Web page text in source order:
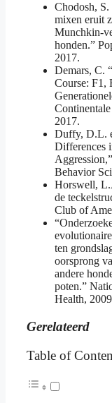
Chodosh,
mixen eruit
Munchkin-
honden.”
2017.
Demars, C.
Course: F1,
2017.
Duffy, D.L.
Differences
Behavior
Horswell,
de
Club of
ten
oorsprong
andere
poten.”
Health,
Gerelateerd
Table of